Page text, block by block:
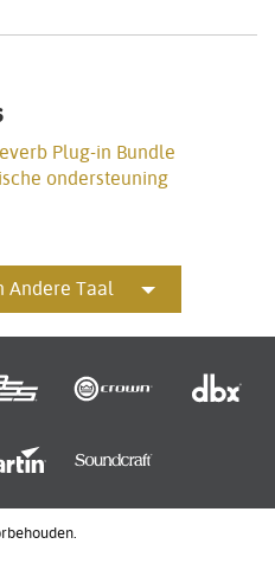
Plug-in Bundle
ondersteuning
Andere Taal